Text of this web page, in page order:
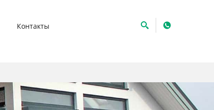
Контакты